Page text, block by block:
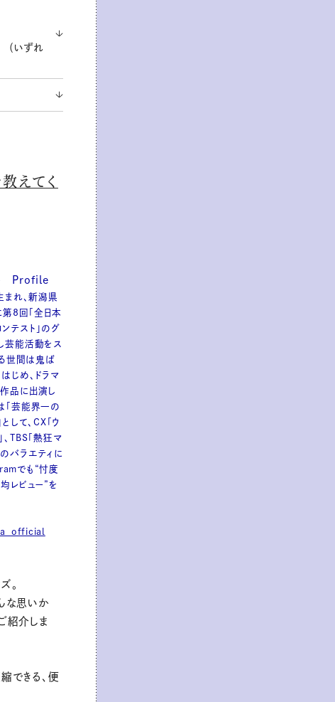
いずれ
えてく
Profile
れ、新潟県
8回「全日本
テスト」のグ
芸能活動をス
る世間は鬼ば
じめ、ドラマ
品に出演し
「芸能界一の
して、CX「ウ
、TBS「熱狂マ
のバラエティに
でも“忖度
レビュー”を
。
な思いか
紹介しま
できる、便